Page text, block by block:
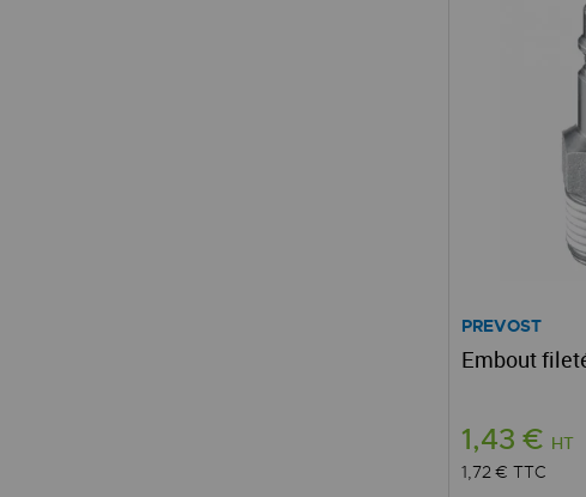
PREVOST
Embout
1,43 € HT
1,72 € TTC